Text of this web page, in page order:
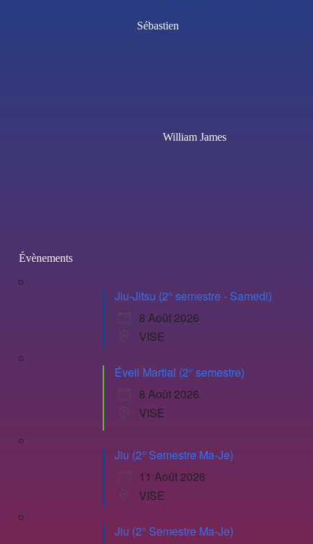
Sébastien
William James
Évènements
Jiu-Jitsu (2° semestre - Samedi)
8 Août 2026
VISE
Éveil Martial (2° semestre)
8 Août 2026
VISE
Jiu (2° Semestre Ma-Je)
11 Août 2026
VISE
Jiu (2° Semestre Ma-Je)